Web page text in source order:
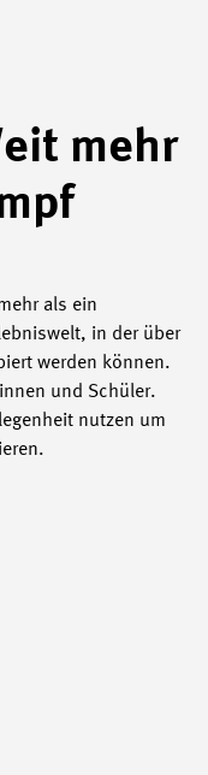
mehr
als ein
in der über
werden können.
und Schüler.
nutzen um